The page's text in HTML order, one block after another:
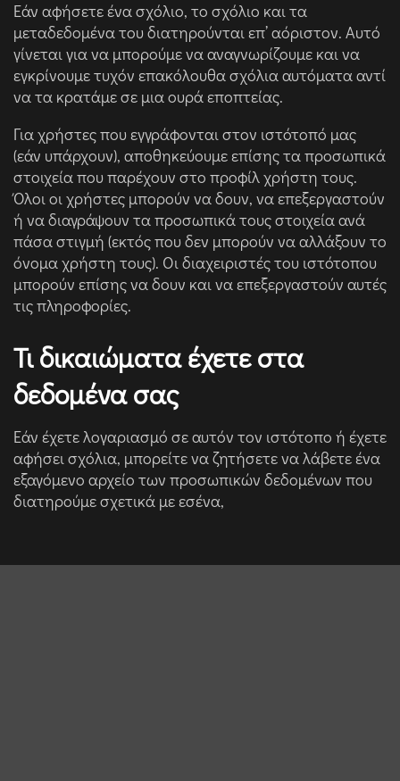
Εάν αφήσετε ένα σχόλιο, το σχόλιο και τα
μεταδεδομένα του διατηρούνται επ’ αόριστον. Αυτό
γίνεται για να μπορούμε να αναγνωρίζουμε και να
εγκρίνουμε τυχόν επακόλουθα σχόλια αυτόματα αντί
να τα κρατάμε σε μια ουρά εποπτείας.
Για χρήστες που εγγράφονται στον ιστότοπό μας
(εάν υπάρχουν), αποθηκεύουμε επίσης τα προσωπικά
στοιχεία που παρέχουν στο προφίλ χρήστη τους.
Όλοι οι χρήστες μπορούν να δουν, να επεξεργαστούν
ή να διαγράψουν τα προσωπικά τους στοιχεία ανά
πάσα στιγμή (εκτός που δεν μπορούν να αλλάξουν το
όνομα χρήστη τους). Οι διαχειριστές του ιστότοπου
μπορούν επίσης να δουν και να επεξεργαστούν αυτές
τις πληροφορίες.
Τι δικαιώματα έχετε στα
δεδομένα σας
Εάν έχετε λογαριασμό σε αυτόν τον ιστότοπο ή έχετε
αφήσει σχόλια, μπορείτε να ζητήσετε να λάβετε ένα
εξαγόμενο αρχείο των προσωπικών δεδομένων που
διατηρούμε σχετικά με εσένα,